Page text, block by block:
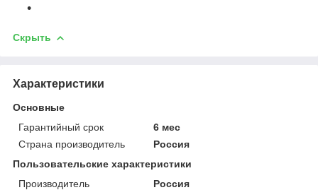
Скрыть
Характеристики
Основные
Гарантийный срок
6 мес
Страна производитель
Россия
Пользовательские характеристики
Производитель
Россия